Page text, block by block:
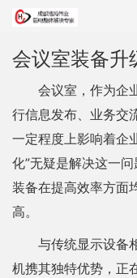
会议室装备升
会议室，作为企
行信息发布、业务交
一定程度上影响着企
化”无疑是解决这一
装备在提高效率方面
高。
与传统显示设
机携其独特优势，正